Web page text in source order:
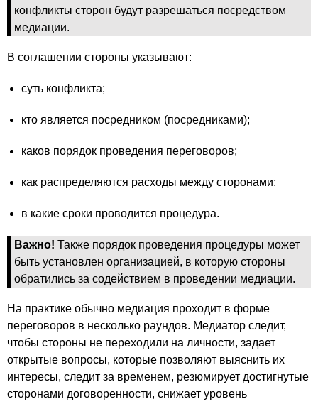
конфликты сторон будут разрешаться посредством
медиации.
В соглашении стороны указывают:
суть конфликта;
кто является посредником (посредниками);
каков порядок проведения переговоров;
как распределяются расходы между сторонами;
в какие сроки проводится процедура.
Важно! Также порядок проведения процедуры может
быть установлен организацией, в которую стороны
обратились за содействием в проведении медиации.
На практике обычно медиация проходит в форме
переговоров в несколько раундов. Медиатор следит,
чтобы стороны не переходили на личности, задает
открытые вопросы, которые позволяют выяснить их
интересы, следит за временем, резюмирует достигнутые
сторонами договоренности, снижает уровень